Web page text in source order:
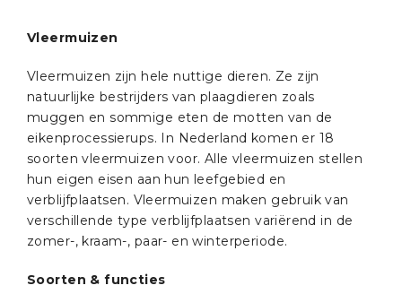
Vleermuizen
Vleermuizen zijn hele nuttige dieren. Ze zijn
natuurlijke bestrijders van plaagdieren zoals
muggen en sommige eten de motten van de
eikenprocessierups. In Nederland komen er 18
soorten vleermuizen voor. Alle vleermuizen stellen
hun eigen eisen aan hun leefgebied en
verblijfplaatsen. Vleermuizen maken gebruik van
verschillende type verblijfplaatsen variërend in de
zomer-, kraam-, paar- en winterperiode.
Soorten & functies